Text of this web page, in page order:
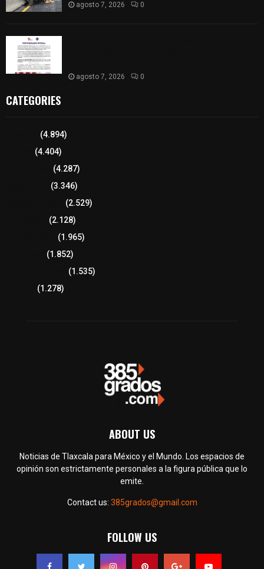
agosto 7, 2026 0
agosto 7, 2026 0
CATEGORIES
(4.894)
(4.404)
(4.287)
(3.346)
(2.529)
(2.128)
(1.965)
(1.852)
(1.535)
(1.278)
ABOUT US
Noticias de Tlaxcala para México y el Mundo. Los espacios de
opinión son estrictamente personales a la figura pública que lo
emite.
Contact us: 385grados@gmail.com
FOLLOW US